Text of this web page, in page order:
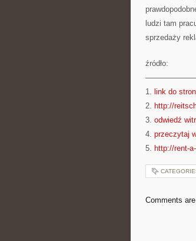
ludzi tam
sprzedaży
źródło:
1. link do
2. http://
3. odwiedź
4. przeczytaj
5. http://rent-
Comments